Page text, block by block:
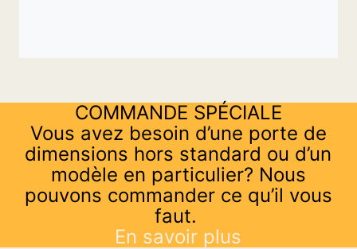
COMMANDE SPÉCIALE
Vous avez besoin d’une porte de
dimensions hors standard ou d’un
modèle en particulier? Nous
pouvons commander ce qu’il vous
faut.
En savoir plus